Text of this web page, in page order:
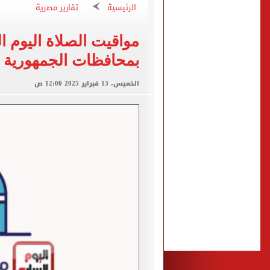
إغلاق طريق مصر أسوان
أسعار الذهب في مصر تتراجع.. وعيار
الاستعلامات تفند
حكم تصوير الحوادث
الرئيسية تقارير مصرية
بمحافظات الجمهورية
الخميس، 13 فبراير 2025 12:00 ص